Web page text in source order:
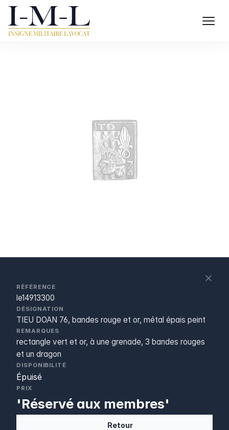
RÉFÉRENCE
le14913300
DÉSIGNATION
TIEU DOAN 76, bandes rouge et or, métal épais peint
REMARQUES
rectangle vert et or, à une grenade, 3 bandes rouges
et un dragon
DISPONIBILITÉ
Épuisé
PRIX
'Réservé aux membres'
Retour